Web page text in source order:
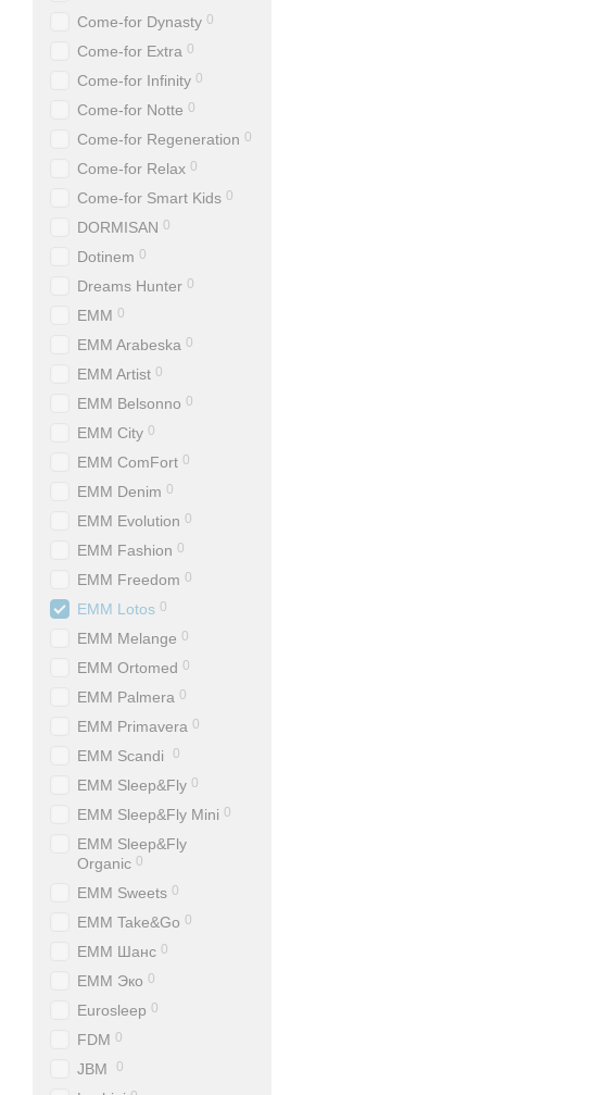
Come-for Dynasty 0
Come-for Extra 0
Come-for Infinity 0
Come-for Notte 0
Come-for Regeneration 0
Come-for Relax 0
Come-for Smart Kids 0
DORMISAN 0
Dotinem 0
Dreams Hunter 0
EMM 0
EMM Arabeska 0
EMM Artist 0
EMM Belsonno 0
EMM City 0
EMM ComFort 0
EMM Denim 0
EMM Evolution 0
EMM Fashion 0
EMM Freedom 0
EMM Lotos 0
EMM Melange 0
EMM Ortomed 0
EMM Palmera 0
EMM Primavera 0
EMM Scandi 0
EMM Sleep&Fly 0
EMM Sleep&Fly Mini 0
EMM Sleep&Fly
Organic 0
EMM Sweets 0
EMM Take&Go 0
EMM Шанс 0
EMM Эко 0
Eurosleep 0
FDM 0
JBM 0